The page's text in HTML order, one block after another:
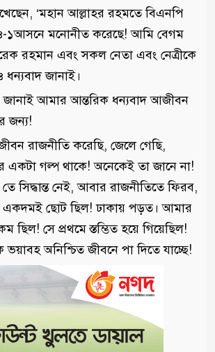
‘মহান আল্লাহর রহমতে বিএনপি
১আসনে মনোনীত করেছে! আমি বেগম
রহমান এবং সকল নেতা এবং নেত্রীকে
জানাই।
জানাই আমার আন্তরিক ধন্যবাদ আজীবন
জন্য!
রাজনীতি করেছি, জেলে গেছি,
একটা গল্প থাকে! অনেকেই তা জানে না!
সিদ্ধান্ত নেই, আবার রাজনীতিতে ফিরব,
একদমই ছোট ছিল! ঢাকায় পড়ত। আমার
ছিল! সে প্রথমে স্তম্ভিত হয়ে গিয়েছিল!
অনিশ্চিত জীবনে পা দিতে যাচ্ছে!